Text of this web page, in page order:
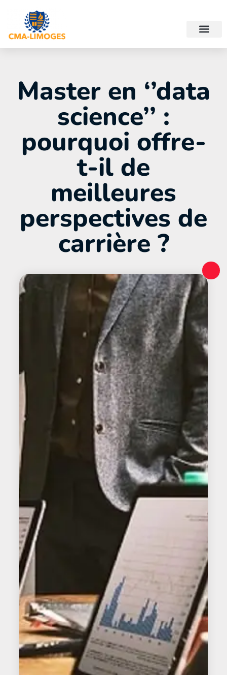
Master en ‘’data
science’’ :
pourquoi offre-
t-il de
meilleures
perspectives de
carrière ?